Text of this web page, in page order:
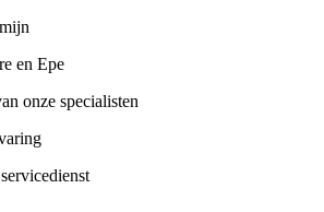
en Epe
onze specialisten